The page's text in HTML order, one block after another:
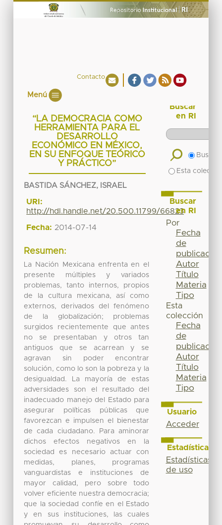
Contacto
Menú
“LA DEMOCRACIA COMO
HERRAMIENTA PARA EL
DESARROLLO
ECONÓMICO EN MÉXICO,
EN SU ENFOQUE TEÓRICO
Y PRÁCTICO”
BASTIDA SÁNCHEZ, ISRAEL
URI:
http://hdl.handle.net/20.500.11799/66823
Fecha: 2014-07-14
Resumen:
La Nación Mexicana enfrenta en el
presente múltiples y variados
problemas, tanto internos, propios
de la cultura mexicana, así como
externos, derivados del fenómeno
de la globalización; problemas
surgidos recientemente que antes
no se presentaban y otros tan
antiguos que se acarrean y se
agravan sin poder encontrar
solución, como lo son la pobreza y la
desigualdad. La mayoría de estas
adversidades son el resultado del
inadecuado manejo del Estado para
asegurar políticas públicas que
favorezcan e impulsen el bienestar
de cada ciudadano. Para aminorar
dichos efectos negativos en la
sociedad es necesario actuar con
medidas, planes, programas
vanguardistas e instituciones de
mayor calidad, pero sobre todo
volver eficiente nuestra democracia;
que la sociedad confíe en el Estado
y en sus instituciones, las cuales
Buscar
en RI
Buscar
Esta
Buscar
en RI
Por
Fecha
de
publicación
Autor
Título
Materia
Tipo
Esta
colección
Fecha
de
publicación
Autor
Título
Materia
Tipo
Usuario
Acceder
Estadísticas
Estadísticas
de uso